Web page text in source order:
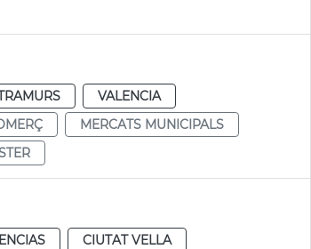
VALENCIA
MERCATS MUNICIPALS
CIUTAT VELLA